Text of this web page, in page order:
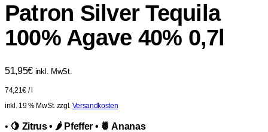
Patron Silver Tequila
100% Agave 40% 0,7l
51,95€ inkl. MwSt.
74,21€ /l
inkl. 19 % MwSt. zzgl. Versandkosten
• 🍋 Zitrus • 🌶 Pfeffer • 🍍 Ananas